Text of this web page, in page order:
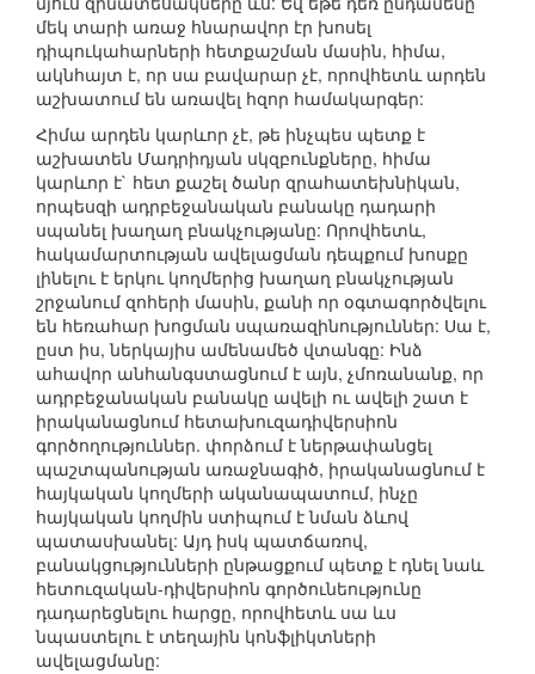
մեկ տարի առաջ հնարավոր էր խոսել
դիպուկահարների հետքաշման մասին, հիմա,
ակնհայտ է, որ սա բավարար չէ, որովհետև արդեն
աշխատում են առավել հզոր համակարգեր:
Հիմա արդեն կարևոր չէ, թե ինչպես պետք է
աշխատեն Մադրիդյան սկզբունքները, հիմա
կարևոր է` հետ քաշել ծանր զրահատեխնիկան,
որպեսզի ադրբեջանական բանակը դադարի
սպանել խաղաղ բնակչությանը: Որովհետև,
հակամարտության ավելացման դեպքում խոսքը
լինելու է երկու կողմերից խաղաղ բնակչության
շրջանում զոհերի մասին, քանի որ օգտագործվելու
են հեռահար խոցման սպառազինություններ: Սա է,
ըստ իս, ներկայիս ամենամեծ վտանգը: Ինձ
ահավոր անհանգստացնում է այն, չմոռանանք, որ
ադրբեջանական բանակը ավելի ու ավելի շատ է
իրականացնում հետախուզադիվերսիոն
գործողություններ. փորձում է ներթափանցել
պաշտպանության առաջնագիծ, իրականացնում է
հայկական կողմերի ականապատում, ինչը
հայկական կողմին ստիպում է նման ձևով
պատասխանել: Այդ իսկ պատճառով,
բանակցությունների ընթացքում պետք է դնել նաև
հետուզական-դիվերսիոն գործունեությունը
դադարեցնելու հարցը, որովհետև սա ևս
նպաստելու է տեղային կոնֆլիկտների
ավելացմանը: